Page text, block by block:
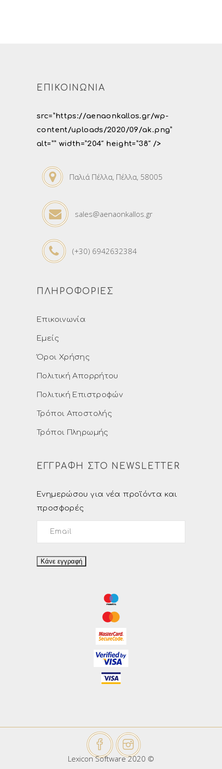
ΕΠΙΚΟΙΝΩΝΙΑ
src=”https://aenaonkallos.gr/wp-
content/uploads/2020/09/ak.png”
alt=”” width=”204″ height=”38″ />
Παλιά Πέλλα, Πέλλα, 58005
sales@aenaonkallos.gr
(+30) 6942632384
ΠΛΗΡΟΦΟΡΙΕΣ
Επικοινωνία
Εμείς
Όροι Χρήσης
Πολιτική Απορρήτου
Πολιτική Επιστροφών
Τρόποι Αποστολής
Τρόποι Πληρωμής
ΕΓΓΡΑΦΗ ΣΤΟ NEWSLETTER
Ενημερώσου για νέα προϊόντα και
προσφορές
Lexicon Software 2020 ©